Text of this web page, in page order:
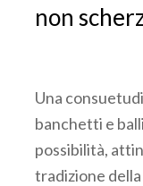
non
Una
banchetti e
possibilità,
tradizione